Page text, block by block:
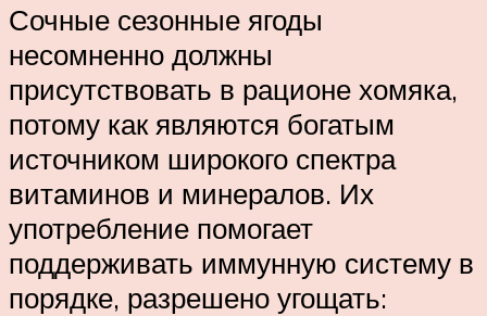
Сочные сезонные ягоды
несомненно должны
присутствовать в рационе хомяка,
потому как являются богатым
источником широкого спектра
витаминов и минералов. Их
употребление помогает
поддерживать иммунную систему в
порядке, разрешено угощать: